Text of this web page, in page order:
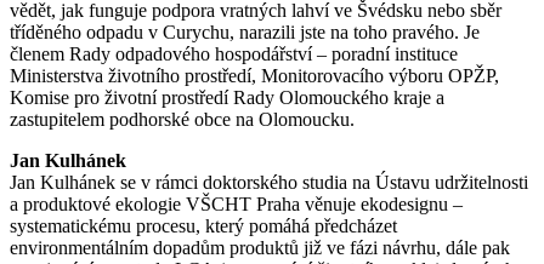
vědět, jak funguje podpora vratných lahví ve Švédsku nebo sběr
tříděného odpadu v Curychu, narazili jste na toho pravého. Je
členem Rady odpadového hospodářství – poradní instituce
Ministerstva životního prostředí, Monitorovacího výboru OPŽP,
Komise pro životní prostředí Rady Olomouckého kraje a
zastupitelem podhorské obce na Olomoucku.
Jan Kulhánek
Jan Kulhánek se v rámci doktorského studia na Ústavu udržitelnosti
a produktové ekologie VŠCHT Praha věnuje ekodesignu –
systematickému procesu, který pomáhá předcházet
environmentálním dopadům produktů již ve fázi návrhu, dále pak